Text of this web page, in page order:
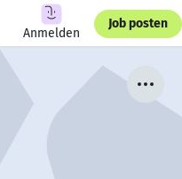
Anmelden
Job posten